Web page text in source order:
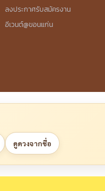
ลงประกาศรับสมัครงาน
อีเวนต์@ขอนแก่น
ดูดวงจากชื่อ